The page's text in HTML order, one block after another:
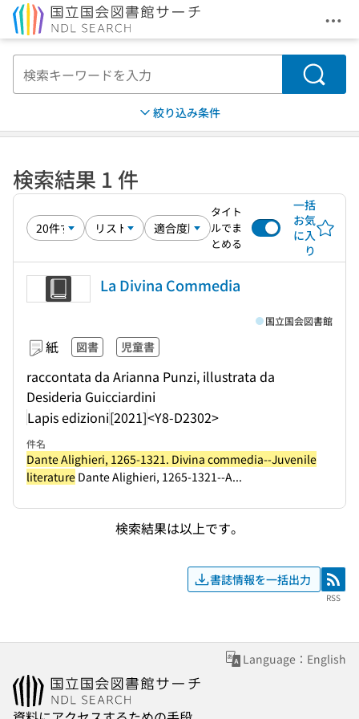
メ
検索
絞り込み条件
検索結果 1 件
タイト
ルでま
とめる
一括
お気
に入
り
La Divina Commedia
紙 図書 児童書
raccontata da Arianna Punzi, illustrata da
Desideria Guicciardini
Lapis edizioni[2021]<Y8-D2302>
国立国会図書館
件名
Dante Alighieri, 1265-1321. Divina commedia--Juvenile
literature Dante Alighieri, 1265-1321--A...
検索結果は以上です。
書誌情報を一括出力 RSS
RSS
Language：English